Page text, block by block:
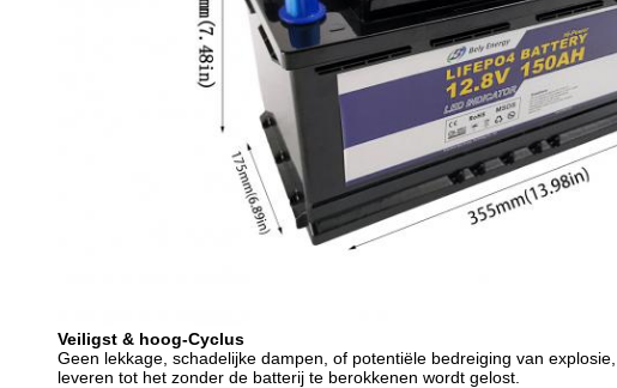
Veiligst & hoog-Cyclus
Geen lekkage, schadelijke dampen, of potentiële bedreiging van
leveren tot het zonder de batterij te berokkenen wordt gelost.